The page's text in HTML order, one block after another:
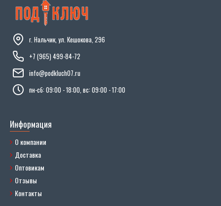
г. Нальчик, ул. Кешокова, 296
+7 (965) 499-84-72
info@podkluch07.ru
пн-сб: 09:00 - 18:00, вс: 09:00 - 17:00
Информация
О компании
Доставка
Оптовикам
Отзывы
Контакты